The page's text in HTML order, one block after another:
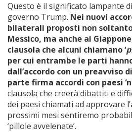
Questo è il significato lampante
governo Trump. Nei nuovi
bilaterali proposti non
Messico, ma anche al
clausola che alcuni chiamano ‘
per cui entrambe le parti
dall’accordo con un preavviso
parte firma accordi con paesi
clausola che creerà dibattiti e
dei paesi chiamati ad approvare
prossimi mesi sentiremo
‘pillole avvelenate’.